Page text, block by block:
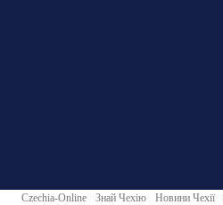
Czechia-Online Знай Чехію Новини Чехії